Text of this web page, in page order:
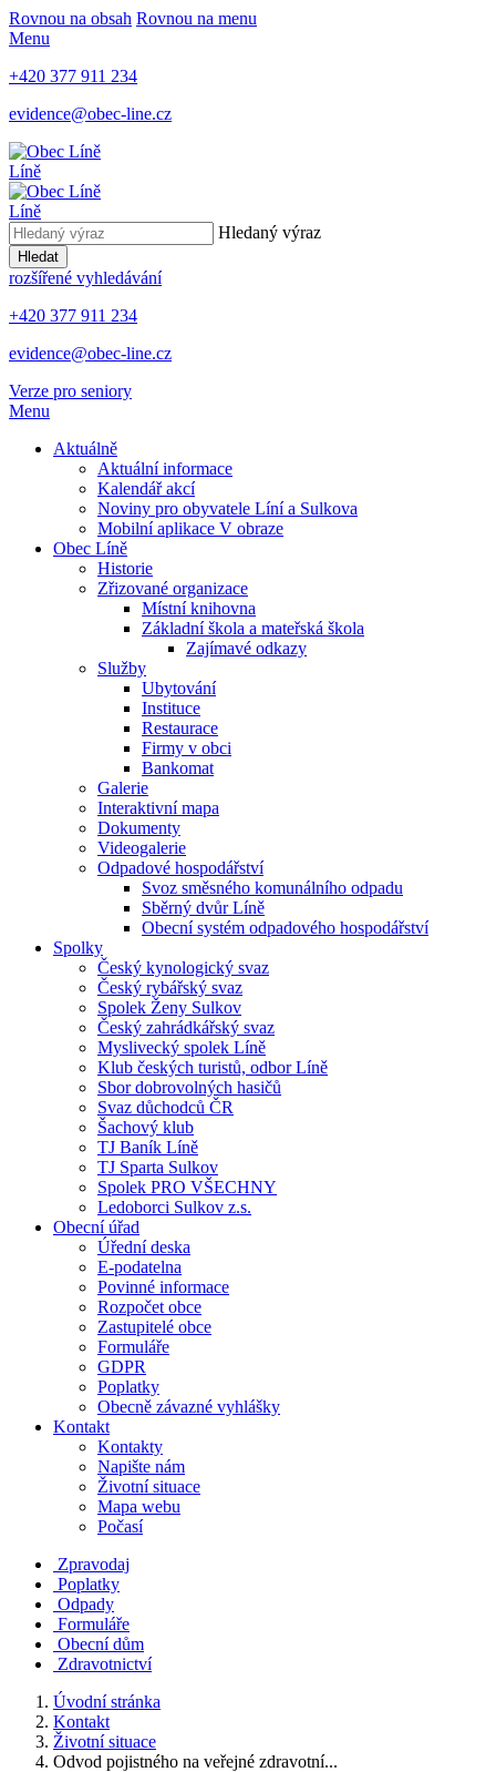
Rovnou na obsah Rovnou na menu
Menu
+420 377 911 234
evidence@obec-line.cz
Líně
Líně
Hledaný výraz
Hledat
rozšířené vyhledávání
+420 377 911 234
evidence@obec-line.cz
Verze pro seniory
Menu
Aktuálně
Aktuální informace
Kalendář akcí
Noviny pro obyvatele Líní a Sulkova
Mobilní aplikace V obraze
Obec Líně
Historie
Zřizované organizace
Místní knihovna
Základní škola a mateřská škola
Zajímavé odkazy
Služby
Ubytování
Instituce
Restaurace
Firmy v obci
Bankomat
Galerie
Interaktivní mapa
Dokumenty
Videogalerie
Odpadové hospodářství
Svoz směsného komunálního odpadu
Sběrný dvůr Líně
Obecní systém odpadového hospodářství
Spolky
Český kynologický svaz
Český rybářský svaz
Spolek Ženy Sulkov
Český zahrádkářský svaz
Myslivecký spolek Líně
Klub českých turistů, odbor Líně
Sbor dobrovolných hasičů
Svaz důchodců ČR
Šachový klub
TJ Baník Líně
TJ Sparta Sulkov
Spolek PRO VŠECHNY
Ledoborci Sulkov z.s.
Obecní úřad
Úřední deska
E-podatelna
Povinné informace
Rozpočet obce
Zastupitelé obce
Formuláře
GDPR
Poplatky
Obecně závazné vyhlášky
Kontakt
Kontakty
Napište nám
Životní situace
Mapa webu
Počasí
Zpravodaj
Poplatky
Odpady
Formuláře
Obecní dům
Zdravotnictví
Úvodní stránka
Kontakt
Životní situace
Odvod pojistného na veřejné zdravotní...